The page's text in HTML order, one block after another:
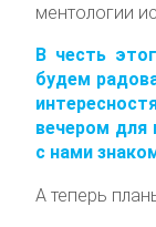
ментологии
В честь
будем
вечером для
с нами
А теперь